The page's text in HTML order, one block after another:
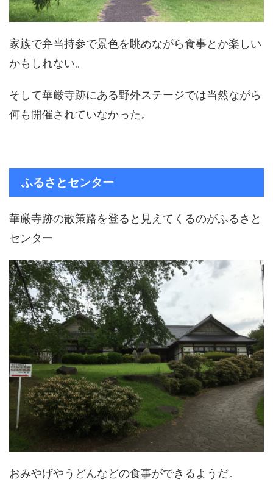
家族で弁当持参で景色を眺めながら食事とか楽しい
かもしれない。
そして華厳寺跡にある野外ステージでは当然ながら
何も開催されていなかった。
ふるさとセンター
華厳寺跡の散策路を登ると見えてくるのがふるさと
センター
おみやげやうどんなどの食事ができるようだ。